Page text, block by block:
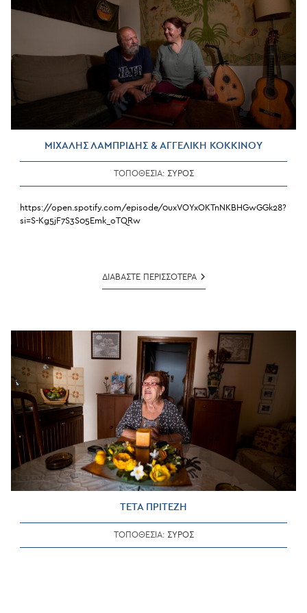
ΜΙΧΑΛΗΣ ΛΑΜΠΡΙΔΗΣ & ΑΓΓΕΛΙΚΗ ΚΟΚΚΙΝΟΥ
ΤΟΠΟΘΕΣΙΑ: ΣΥΡΟΣ
https://open.spotify.com/episode/0uxVOYxOKTnNKBHGwGGk28?
si=S-Kg5jF7S3S05Emk_oTQRw
ΔΙΑΒΑΣΤΕ ΠΕΡΙΣΣΟΤΕΡΑΜΙΧΑΛΗΣ
ΛΑΜΠΡΙΔΗΣ
ΤΕΤΑ ΠΡΙΤΕΖΗ
ΤΟΠΟΘΕΣΙΑ: ΣΥΡΟΣ